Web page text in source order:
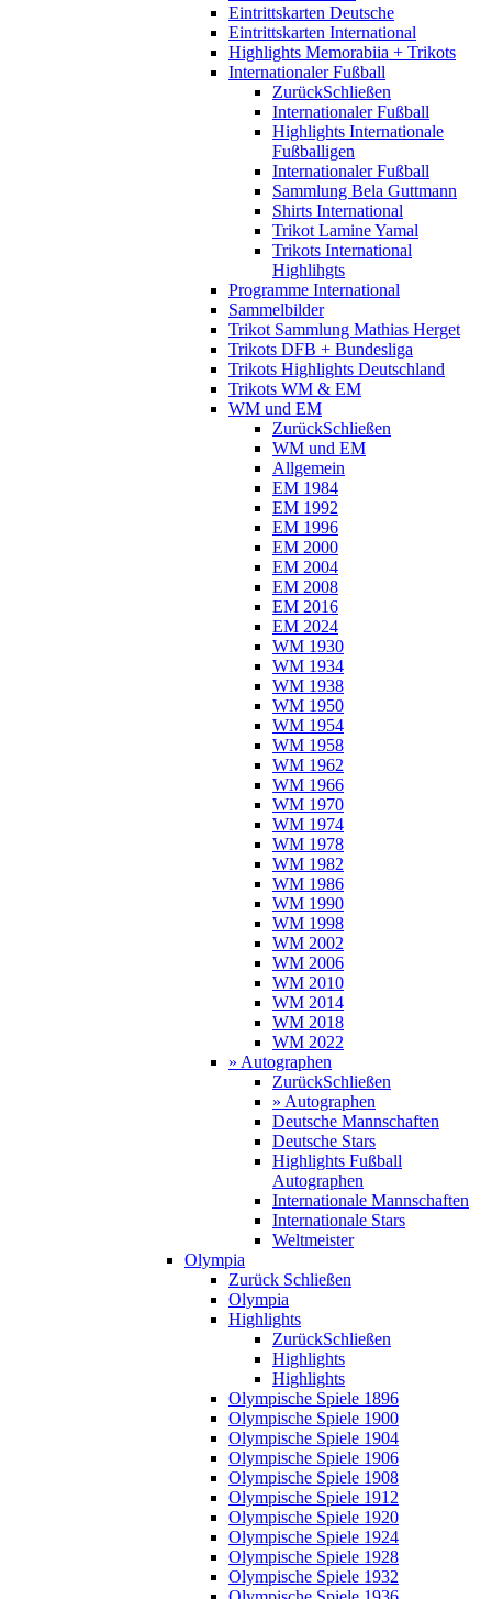
Eintrittskarten Deutsche
Eintrittskarten International
Highlights Memorabiia + Trikots
Internationaler Fußball
ZurückSchließen
Internationaler Fußball
Highlights Internationale
Fußballigen
Internationaler Fußball
Sammlung Bela Guttmann
Shirts International
Trikot Lamine Yamal
Trikots International
Highlihgts
Programme International
Sammelbilder
Trikot Sammlung Mathias Herget
Trikots DFB + Bundesliga
Trikots Highlights Deutschland
Trikots WM & EM
WM und EM
ZurückSchließen
WM und EM
Allgemein
EM 1984
EM 1992
EM 1996
EM 2000
EM 2004
EM 2008
EM 2016
EM 2024
WM 1930
WM 1934
WM 1938
WM 1950
WM 1954
WM 1958
WM 1962
WM 1966
WM 1970
WM 1974
WM 1978
WM 1982
WM 1986
WM 1990
WM 1998
WM 2002
WM 2006
WM 2010
WM 2014
WM 2018
WM 2022
» Autographen
ZurückSchließen
» Autographen
Deutsche Mannschaften
Deutsche Stars
Highlights Fußball
Autographen
Internationale Mannschaften
Internationale Stars
Weltmeister
Olympia
Zurück Schließen
Olympia
Highlights
ZurückSchließen
Highlights
Highlights
Olympische Spiele 1896
Olympische Spiele 1900
Olympische Spiele 1904
Olympische Spiele 1906
Olympische Spiele 1908
Olympische Spiele 1912
Olympische Spiele 1920
Olympische Spiele 1924
Olympische Spiele 1928
Olympische Spiele 1932